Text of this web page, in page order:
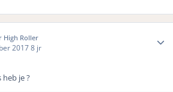
High Roller
20178 jr
je ?